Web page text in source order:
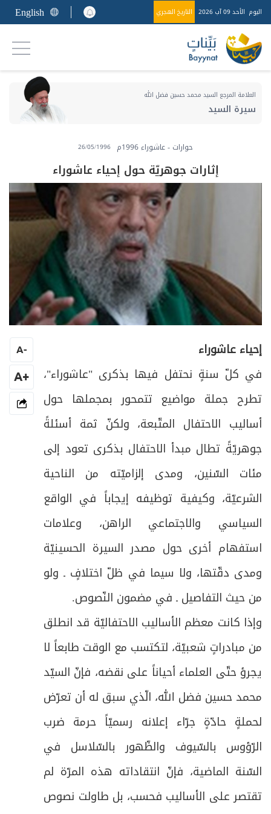
اليوم الأحد 09 آب 2026 التاريخ الهجري English
العلامة المرجع السيد محمد حسين فضل الله
سيرة السيد
حوارات - عاشوراء 1996م 26/05/1996
إثارات جوهريّة حول إحياء عاشوراء
إحياء عاشوراء
في كلّ سنةٍ نحتفل فيها بذكرى "عاشوراء"،
تطرح جملة مواضيع تتمحور بمجملها حول
أساليب الاحتفال المتّبعة، ولكنّ ثمة أسئلةً
جوهريّةً تطال مبدأ الاحتفال بذكرى تعود إلى
مئات السّنين، ومدى إلزاميّته من الناحية
الشرعيّة، وكيفية توظيفه إيجاباً في الواقع
السياسي والاجتماعي الراهن، وعلامات
استفهام أخرى حول مصدر السيرة الحسينيّة
ومدى دقّتها، ولا سيما في ظلّ اختلافٍ ـ ولو
من حيث التفاصيل ـ في مضمون النّصوص.
وإذا كانت معظم الأساليب الاحتفاليّة قد انطلق
من مبادراتٍ شعبيّة، لتكتسب مع الوقت طابعاً لا
يجرؤ حتّى العلماء أحياناً على نقضه، فإنّ السيّد
محمد حسين فضل الله، الّذي سبق له أن تعرّض
لحملةٍ حادّةٍ جرّاء إعلانه رسميّاً حرمة ضرب
الرّؤوس بالسّيوف والظّهور بالسّلاسل في
السّنة الماضية، فإنّ انتقاداته هذه المرّة لم
تقتصر على الأساليب فحسب، بل طاولت نصوص
-
A
+A